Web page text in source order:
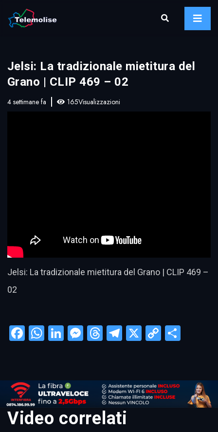
Jelsi: La tradizionale mietitura del
Grano | CLIP 469 – 02
4 settimane fa 165Visualizzazioni
Jelsi: La tradizionale mietitura del Grano | CLIP 469 –
02
Facebook
WhatsApp
LinkedIn
Messenger
Threads
Telegram
X
Copy
Video correlati